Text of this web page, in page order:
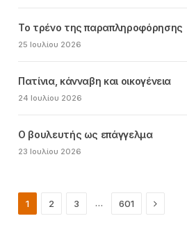
Το τρένο της παραπληροφόρησης
25 Ιουλίου 2026
Πατίνια, κάνναβη και οικογένεια
24 Ιουλίου 2026
Ο βουλευτής ως επάγγελμα
23 Ιουλίου 2026
1 2 3 … 601 Next